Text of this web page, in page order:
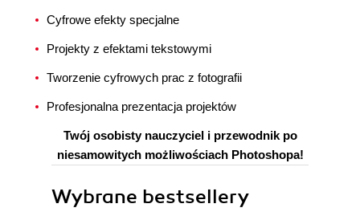
Cyfrowe efekty specjalne
Projekty z efektami tekstowymi
Tworzenie cyfrowych prac z fotografii
Profesjonalna prezentacja projektów
Twój osobisty nauczyciel i przewodnik po
niesamowitych możliwościach Photoshopa!
Wybrane bestsellery